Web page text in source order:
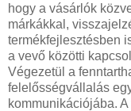
hogy a vásárlók
márkákkal,
termékfejlesztésben
a vevő közötti
Végezetül a
felelősségvállalás
kommunikációjába.